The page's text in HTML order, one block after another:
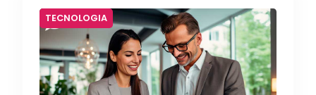
TECNOLOGIA